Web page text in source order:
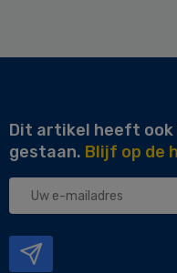
Dit artikel heeft ook
gestaan. Blijf op de
Uw